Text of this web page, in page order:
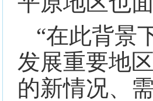
“在此背景
发展重要地
的新情况、